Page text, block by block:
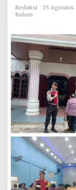
Redaksi
25 Agustus
Kolom